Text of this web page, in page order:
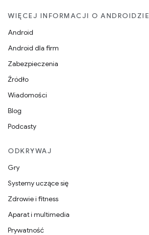
WIĘCEJ INFORMACJI O ANDROIDZIE
Android
Android dla firm
Zabezpieczenia
Źródło
Wiadomości
Blog
Podcasty
ODKRYWAJ
Gry
Systemy uczące się
Zdrowie i fitness
Aparat i multimedia
Prywatność